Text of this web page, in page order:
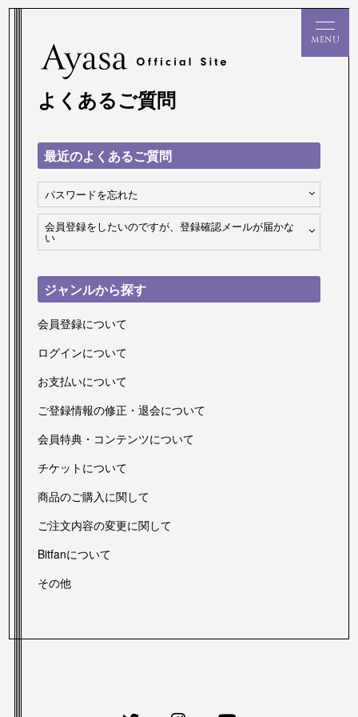
よくあるご質問
最近のよくあるご質問
パスワードを忘れた
会員登録をしたいのですが、登録確認メールが届かな
い
ジャンルから探す
会員登録について
ログインについて
お支払いについて
ご登録情報の修正・退会について
会員特典・コンテンツについて
チケットについて
商品のご購入に関して
ご注文内容の変更に関して
Bitfanについて
その他